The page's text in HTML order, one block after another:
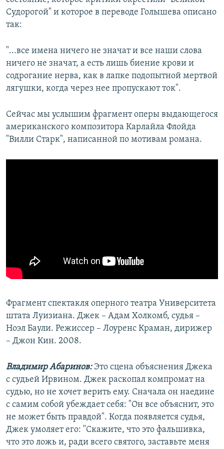
Судорогой" и которое в переводе Голышева описано
так:
"...все имена ничего не значат и все наши слова
ничего не значат, а есть лишь биение крови и
содрогание нерва, как в лапке подопытной мертвой
лягушки, когда через нее пропускают ток".
Сейчас мы услышим фрагмент оперы выдающегося
американского композитора Карлайла Флойда
"Вилли Старк", написанной по мотивам романа.
Фрагмент спектакля оперного театра Университета
штата Луизиана. Джек – Адам Холкомб, судья –
Ноэл Баули. Режиссер – Лоуренс Краман, дирижер
– Джон Кин. 2008.
Владимир Абаринов: Это сцена объяснения Джека
с судьей Ирвином. Джек раскопал компромат на
судью, но не хочет верить ему. Сначала он наедине
с самим собой убеждает себя: "Он все объяснит, это
не может быть правдой". Когда появляется судья,
Джек умоляет его: "Скажите, что это фальшивка,
что это ложь и, ради всего святого, заставьте меня